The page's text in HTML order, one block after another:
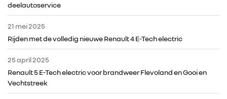
deelautoservice
21 mei 2025
Rijden met de volledig nieuwe Renault 4 E-Tech electric
25 april 2025
Renault 5 E-Tech electric voor brandweer Flevoland en Gooi en
Vechtstreek